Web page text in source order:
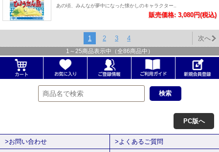
あの頃、みんなが夢中になった懐かしのキャラクター..
販売価格: 3,080円(税込)
1 2 3 4 次へ
1 ～ 25商品表示中（全86商品中）
PC版へ
>お問い合わせ >よくあるご質問